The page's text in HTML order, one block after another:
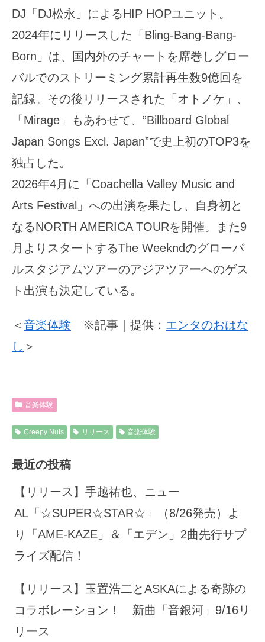
DJ「DJ松永」によるHIP HOPユニット。
2024年にリリースした「Bling-Bang-Bang-
Born」は、国内外のチャートを席巻しグロー
バルでのストリーミング累計再生数9億回を
記録。その後リリースされた「オトノケ」、
「Mirage」もあわせて、”Billboard Global
Japan Songs Excl. Japan”で史上初のTOP3を
独占した。
2026年4月に「Coachella Valley Music and
Arts Festival」への出演を果たし、自身初と
なるNORTH AMERICA TOURを開催。また9
月よりスタートするThe Weekndのグローバ
ルスタジアムツアーのアジアツアーへのゲス
ト出演も決定している。
＜ 音楽体験 ※記事｜提供： エンタのおはな
し ＞
音楽体験
Creepy Nuts リリース 音楽体験
最近の投稿
【リリース】手越祐也、ニュー
AL「☆SUPER☆STAR☆」（8/26発売）よ
り「AME-KAZE」＆「エデン」2曲先行サプ
ライズ配信！
【リリース】玉置浩二とASKAによる奇跡の
コラボレーション！ 新曲「音銀河」9/16リ
リース